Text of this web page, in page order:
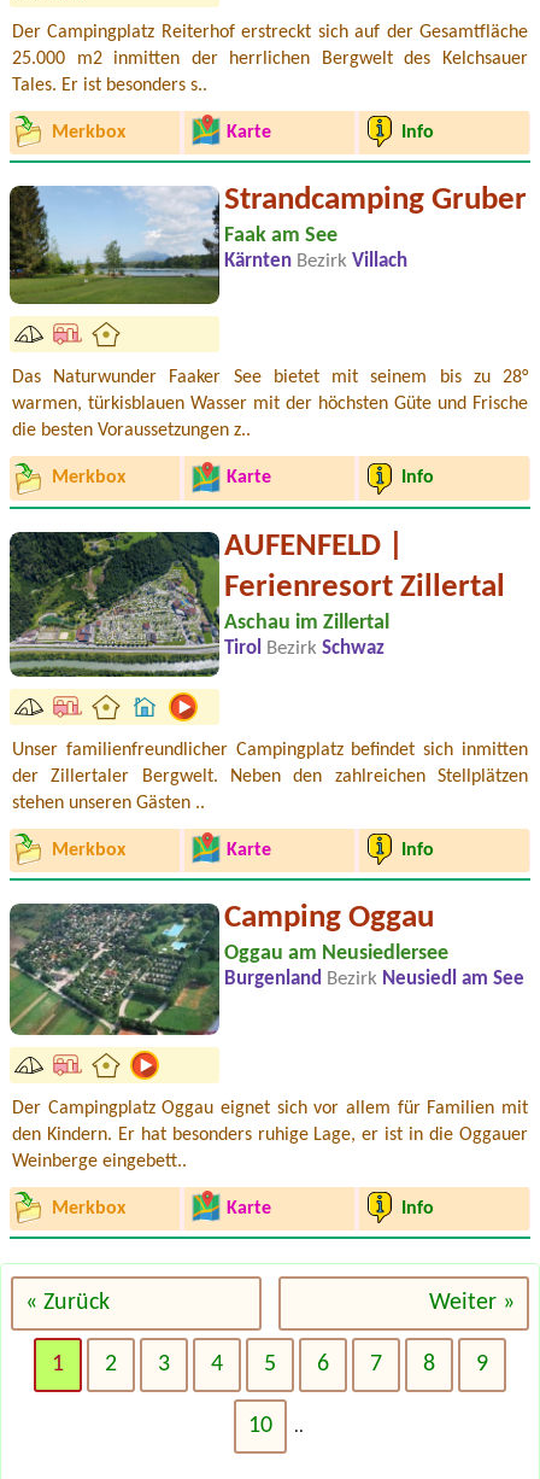
Der Campingplatz Reiterhof erstreckt sich auf der Gesamtfläche
25.000 m2 inmitten der herrlichen Bergwelt des Kelchsauer
Tales. Er ist besonders s..
Merkbox Karte Info
Strandcamping Gruber
Faak am See
Kärnten Bezirk Villach
Das Naturwunder Faaker See bietet mit seinem bis zu 28°
warmen, türkisblauen Wasser mit der höchsten Güte und Frische
die besten Voraussetzungen z..
Merkbox Karte Info
AUFENFELD |
Ferienresort Zillertal
Aschau im Zillertal
Tirol Bezirk Schwaz
Unser familienfreundlicher Campingplatz befindet sich inmitten
der Zillertaler Bergwelt. Neben den zahlreichen Stellplätzen
stehen unseren Gästen ..
Merkbox Karte Info
Camping Oggau
Oggau am Neusiedlersee
Burgenland Bezirk Neusiedl am See
Der Campingplatz Oggau eignet sich vor allem für Familien mit
den Kindern. Er hat besonders ruhige Lage, er ist in die Oggauer
Weinberge eingebett..
Merkbox Karte Info
« Zurück Weiter »
1 2 3 4 5 6 7 8 9
10 ..
Camping Neubauer
Mobile home (mobilheim), 2 adults + 1 child (11 years)